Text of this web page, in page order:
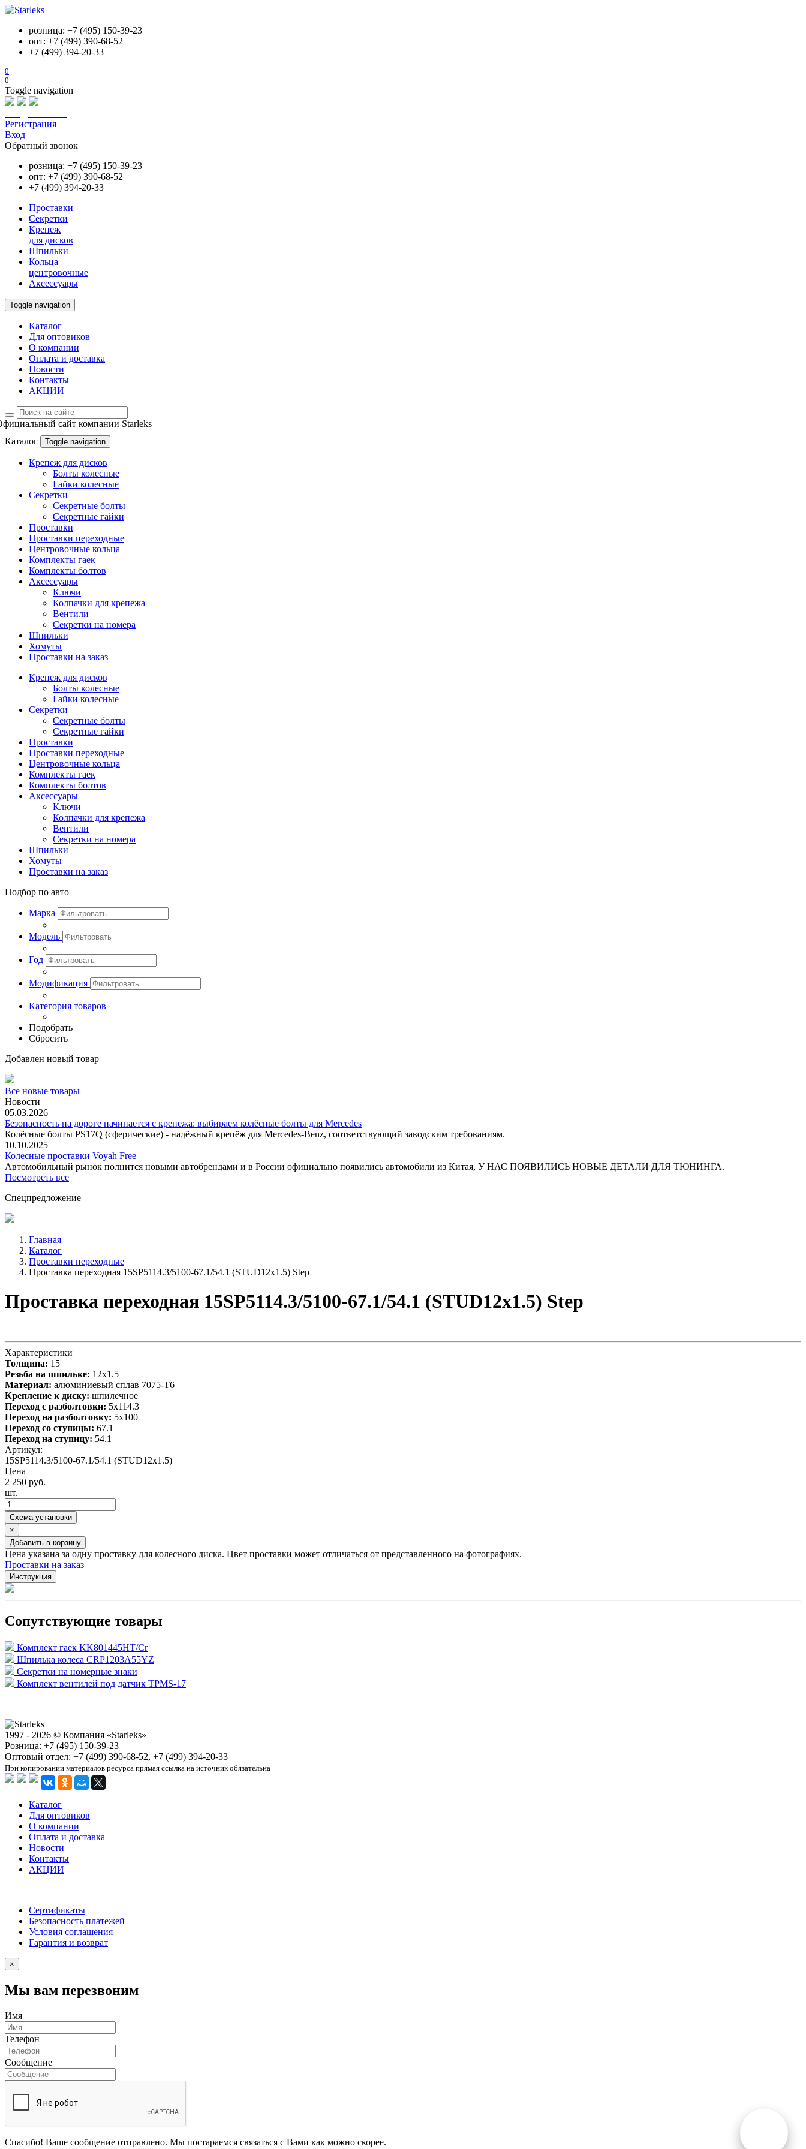
розница: +7 (495) 150-39-23
опт: +7 (499) 390-68-52
+7 (499) 394-20-33
0
0
Toggle navigation
Регистрация
Вход
Обратный звонок
розница: +7 (495) 150-39-23
опт: +7 (499) 390-68-52
+7 (499) 394-20-33
Проставки
Секретки
Крепеж
для дисков
Шпильки
Кольца
центровочные
Аксессуары
Toggle navigation
Каталог
Для оптовиков
О компании
Оплата и доставка
Новости
Контакты
АКЦИИ
сайт компании Starleks
Каталог
Toggle navigation
Крепеж для дисков
Болты колесные
Гайки колесные
Секретки
Секретные болты
Секретные гайки
Проставки
Проставки переходные
Центровочные кольца
Комплекты гаек
Комплекты болтов
Аксессуары
Ключи
Колпачки для крепежа
Вентили
Секретки на номера
Шпильки
Хомуты
Проставки на заказ
Крепеж для дисков
Болты колесные
Гайки колесные
Секретки
Секретные болты
Секретные гайки
Проставки
Проставки переходные
Центровочные кольца
Комплекты гаек
Комплекты болтов
Аксессуары
Ключи
Колпачки для крепежа
Вентили
Секретки на номера
Шпильки
Хомуты
Проставки на заказ
Подбор по авто
Марка
Модель
Год
Модификация
Категория товаров
Подобрать
Сбросить
Добавлен новый товар
Все новые товары
Новости
05.03.2026
Безопасность на дороге начинается с крепежа: выбираем колёсные болты для Mercedes
Колёсные болты PS17Q (сферические) - надёжный крепёж для Mercedes‑Benz, соответствующий заводским требованиям.
10.10.2025
Колесные проставки Voyah Free
Автомобильный рынок полнится новыми автобрендами и в России официально появились автомобили из Китая, У НАС ПОЯВИЛИСЬ НОВЫЕ ДЕТАЛИ ДЛЯ ТЮНИНГА.
Посмотреть все
Спецпредложение
Главная
Каталог
Проставки переходные
Проставка переходная 15SP5114.3/5100-67.1/54.1 (STUD12x1.5) Step
Проставка переходная 15SP5114.3/5100-67.1/54.1 (STUD12x1.5) Step
Характеристики
Толщина: 15
Резьба на шпильке: 12х1.5
Материал: алюминиевый сплав 7075-T6
Крепление к диску: шпилечное
Переход с разболтовки: 5х114.3
Переход на разболтовку: 5х100
Переход со ступицы: 67.1
Переход на ступицу: 54.1
Артикул:
15SP5114.3/5100-67.1/54.1 (STUD12x1.5)
Цена
2 250 руб.
шт.
Схема установки
×
Добавить в корзину
Цена указана за одну проставку для колесного диска. Цвет проставки может отличаться от представленного на фотографиях.
Проставки на заказ
Инструкция
Сопутствующие товары
Комплект гаек KK801445HT/Cr
Шпилька колеса CRP1203A55YZ
Секретки на номерные знаки
Комплект вентилей под датчик TPMS-17
1997 - 2026 © Компания «Starleks»
Розница: +7 (495) 150-39-23
Оптовый отдел: +7 (499) 390-68-52, +7 (499) 394-20-33
При копировании материалов ресурса прямая ссылка на источник обязательна
Каталог
Для оптовиков
О компании
Оплата и доставка
Новости
Контакты
АКЦИИ
Сертификаты
Безопасность платежей
Условия соглашения
Гарантия и возврат
×
Мы вам перезвоним
Имя
Телефон
Сообщение
Спасибо! Ваше сообщение отправлено. Мы постараемся связаться с Вами как можно скорее.